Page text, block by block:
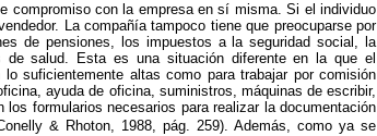
compromiso con la empresa en sí misma. Si el individuo
La compañía tampoco tiene que preocuparse por
de pensiones, los impuestos a la seguridad social, la
de salud. Esta es una situación diferente en la que el
suficientemente altas como para trabajar por comisión
ayuda de oficina, suministros, máquinas de escribir,
formularios necesarios para realizar la documentación
& Rhoton, 1988, pág. 259). Además, como ya se